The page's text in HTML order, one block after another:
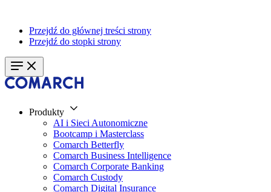
Przejdź do głównej treści strony
Przejdź do stopki strony
Produkty
AI i Sieci Autonomiczne
Bootcamp i Masterclass
Comarch Betterfly
Comarch Business Intelligence
Comarch Corporate Banking
Comarch Custody
Comarch Digital Insurance